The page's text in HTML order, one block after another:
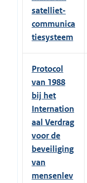
satelliet-
communica
tiesysteem
Protocol
van 1988
bij het
Internation
aal Verdrag
voor de
beveiliging
van
mensenlev